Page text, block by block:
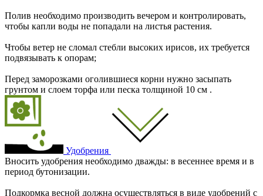
Полив необходимо производить вечером и контролировать,
чтобы капли воды не попадали на листья растения.
Чтобы ветер не сломал стебли высоких ирисов, их требуется
подвязывать к опорам;
Перед заморозками оголившиеся корни нужно засыпать
грунтом и слоем торфа или песка толщиной 10 см .
Удобрения
Вносить удобрения необходимо дважды: в весеннее время и в
период бутонизации.
Подкормка весной должна осуществляться в виде удобрений с